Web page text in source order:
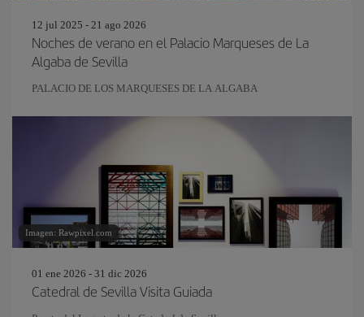
12 jul 2025 - 21 ago 2026
Noches de verano en el Palacio Marqueses de La
Algaba de Sevilla
PALACIO DE LOS MARQUESES DE LA ALGABA
Imagen: Rawpixel.com
01 ene 2026 - 31 dic 2026
Catedral de Sevilla Visita Guiada